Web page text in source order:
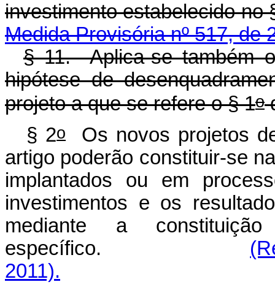
investimento estabelecido no
Medida Provisória nº 517, de
§ 11. Aplica-se também
hipótese de
projeto a que se refere o § 1o
§ 2o
Os novos projetos
artigo poderão constituir-se
implantados ou em
investimentos e os
mediante a
específico.
2011).